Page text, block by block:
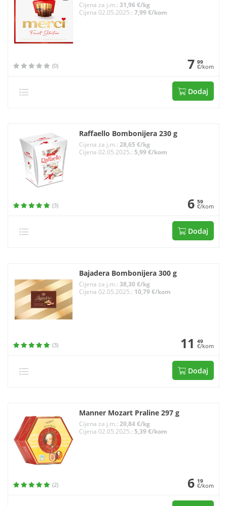
Cijena za j.m.: 31,96 €/kg
Cijena 02.05.2025.: 7,99 €/kom
(0) 7 99
€/kom
Dodaj
Raffaello Bombonijera 230 g
Cijena za j.m.: 28,65 €/kg
Cijena 02.05.2025.: 5,99 €/kom
(3) 6 59
€/kom
Dodaj
Bajadera Bombonijera 300 g
Cijena za j.m.: 38,30 €/kg
Cijena 02.05.2025.: 10,79 €/kom
(3) 11 49
€/kom
Dodaj
Manner Mozart Praline 297 g
Cijena za j.m.: 20,84 €/kg
Cijena 02.05.2025.: 5,39 €/kom
(2) 6 19
€/kom